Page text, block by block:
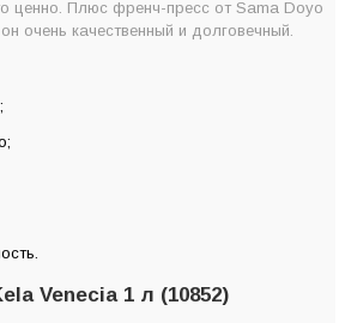
ценно. Плюс френч-пресс от Sama Doyo
очень качественный и долговечный.
Venecia 1 л (10852)